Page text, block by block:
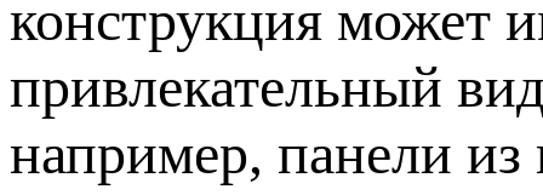
конструкция может
привлекательный
например, панели из